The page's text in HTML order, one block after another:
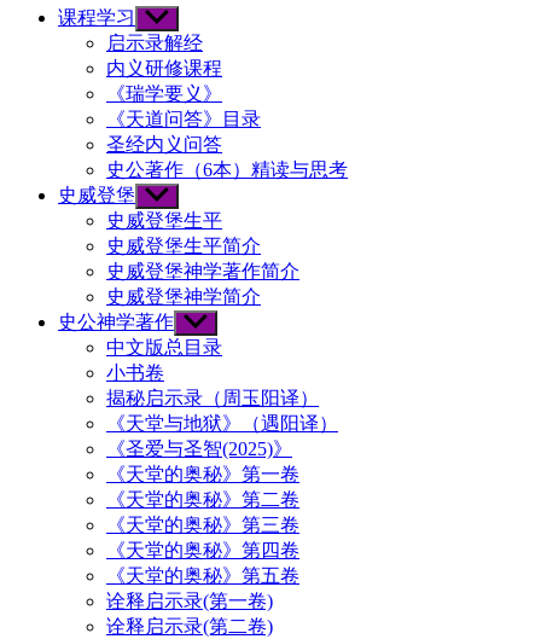
课程学习
Show
sub
menu
启示录解经
内义研修课程
《瑞学要义》
《天道问答》目录
圣经内义问答
史公著作（6本）精读与思考
史威登堡 Show
sub
menu
史威登堡生平
史威登堡生平简介
史威登堡神学著作简介
史威登堡神学简介
史公神学著作 Show
sub
menu
中文版总目录
小书卷
揭秘启示录（周玉阳译）
《天堂与地狱》（遇阳译）
《圣爱与圣智(2025)》
《天堂的奥秘》第一卷
《天堂的奥秘》第二卷
《天堂的奥秘》第三卷
《天堂的奥秘》第四卷
《天堂的奥秘》第五卷
诠释启示录(第一卷)
诠释启示录(第二卷)